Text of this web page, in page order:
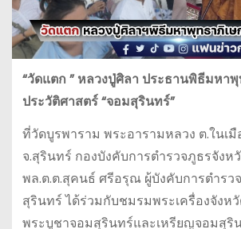
“วัดแตก ” หลวงปู่ศิลา ประธานพิธีมหา
ประวัติศาสตร์ “จอมสุรินทร์”
ที่วัดบูรพาราม พระอารามหลวง ต.ในเมื
จ.สุรินทร์ กองบังคับการตำรวจภูธรจังห
พล.ต.ต.สุคนธ์ ศรีอรุณ ผู้บังคับการตำรว
สุรินทร์ ได้ร่วมกับชมรมพระเครื่องจังห
พระบูชาจอมสุรินทร์และเหรียญจอมสุริ